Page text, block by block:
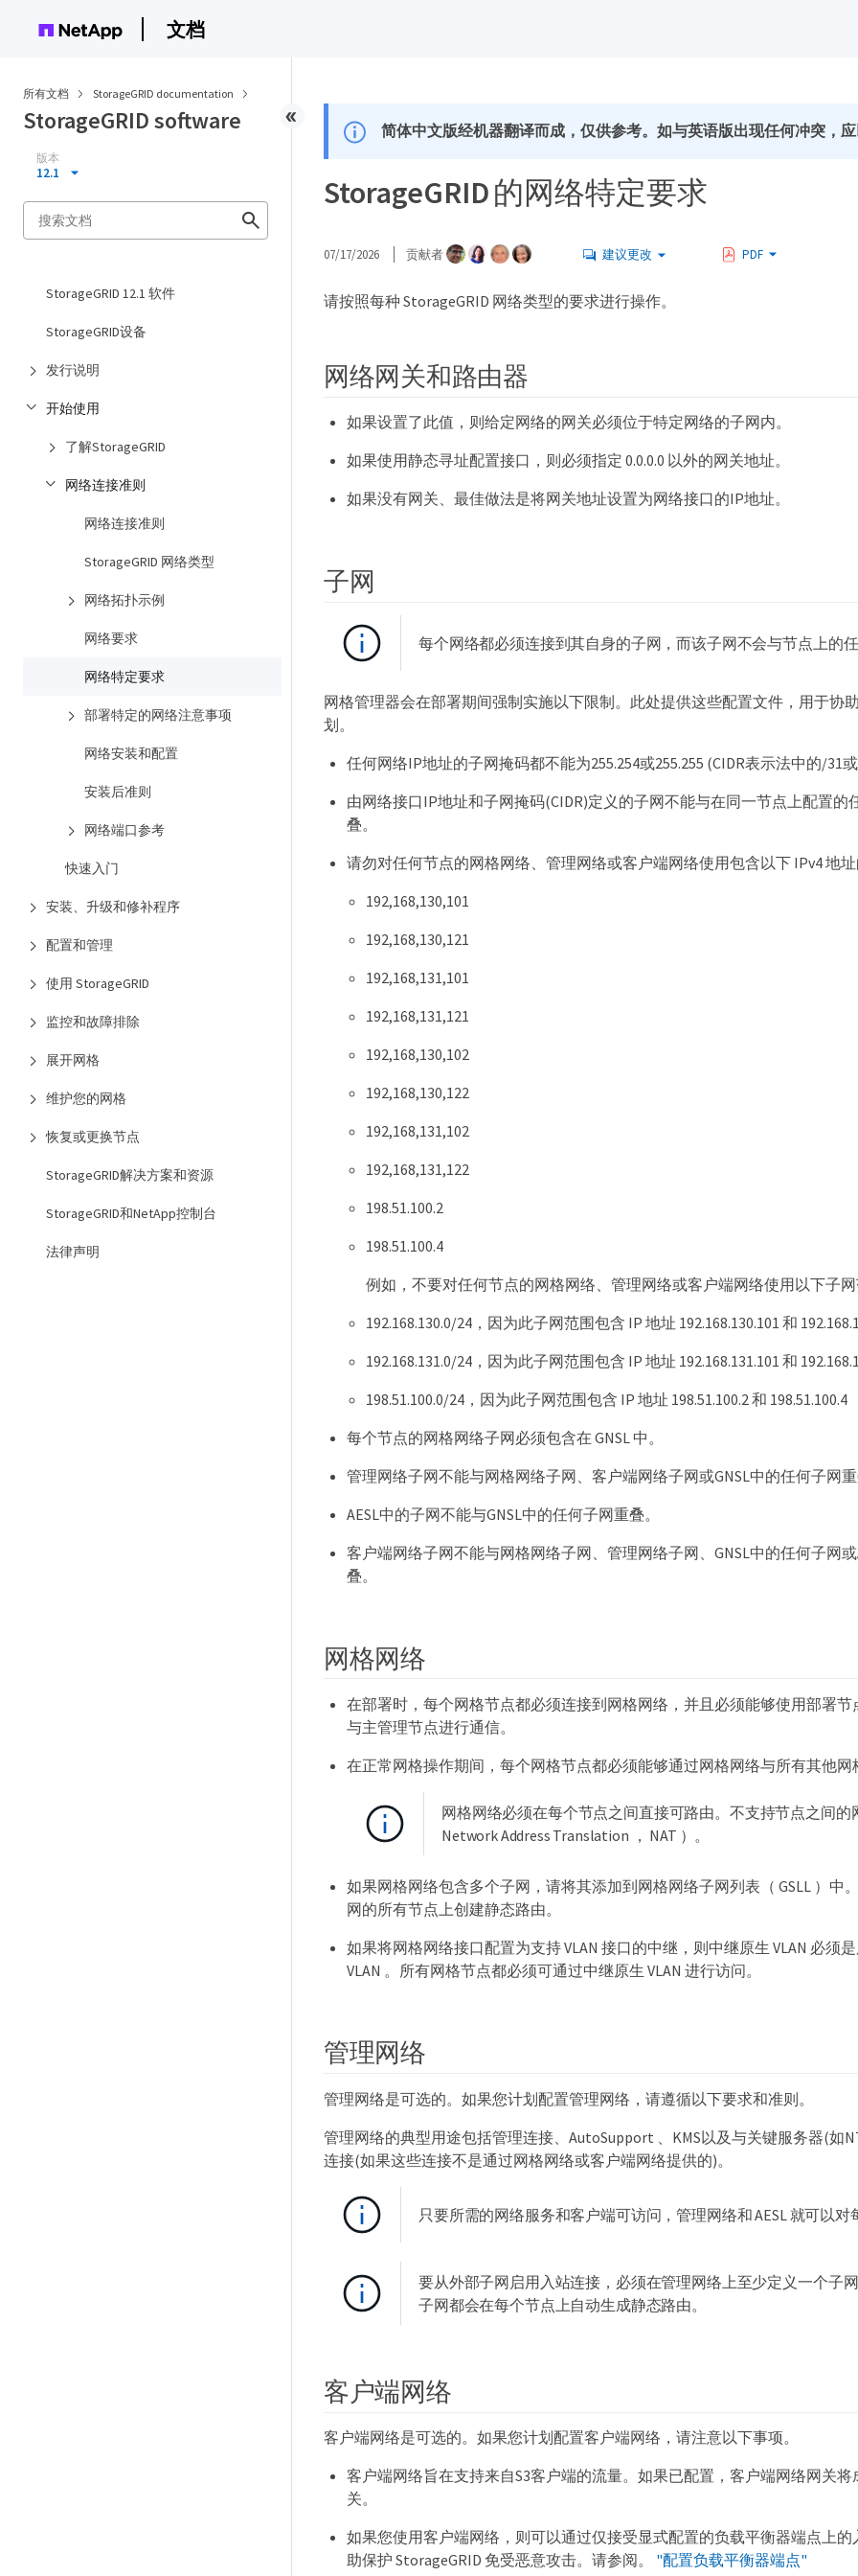
文档
所有文档 StorageGRID documentation
StorageGRID software
版本
12.1
StorageGRID 12.1 软件
StorageGRID设备
发行说明
开始使用
了解StorageGRID
网络连接准则
网络连接准则
StorageGRID 网络类型
网络拓扑示例
网络要求
网络特定要求
部署特定的网络注意事项
网络安装和配置
安装后准则
网络端口参考
快速入门
安装、升级和修补程序
配置和管理
使用 StorageGRID
监控和故障排除
展开网格
维护您的网格
恢复或更换节点
StorageGRID解决方案和资源
StorageGRID和NetApp控制台
法律声明
简体中文版经机器翻译而成，仅供参考。如与英语版出现任何冲突，应
StorageGRID 的网络特定要求
07/17/2026 贡献者 建议更改 PDF
请按照每种 StorageGRID 网络类型的要求进行操作。
网络网关和路由器
如果设置了此值，则给定网络的网关必须位于特定网络的子网内。
如果使用静态寻址配置接口，则必须指定 0.0.0.0 以外的网关地址。
如果没有网关、最佳做法是将网关地址设置为网络接口的IP地址。
子网
每个网络都必须连接到其自身的子网，而该子网不会与节点上的任
网格管理器会在部署期间强制实施以下限制。此处提供这些配置文件，用于协
划。
任何网络IP地址的子网掩码都不能为255.254或255.255 (CIDR表示法中的/31或/
由网络接口IP地址和子网掩码(CIDR)定义的子网不能与在同一节点上配置的
叠。
请勿对任何节点的网格网络、管理网络或客户端网络使用包含以下 IPv4 地址
192,168,130,101
192,168,130,121
192,168,131,101
192,168,131,121
192,168,130,102
192,168,130,122
192,168,131,102
192,168,131,122
198.51.100.2
198.51.100.4
例如，不要对任何节点的网格网络、管理网络或客户端网络使用以下子网
192.168.130.0/24，因为此子网范围包含 IP 地址 192.168.130.101 和
192.168.131.0/24，因为此子网范围包含 IP 地址 192.168.131.101 和
198.51.100.0/24，因为此子网范围包含 IP 地址 198.51.100.2 和 198.51.100.4
每个节点的网格网络子网必须包含在 GNSL 中。
管理网络子网不能与网格网络子网、客户端网络子网或GNSL中的任何子网重
AESL中的子网不能与GNSL中的任何子网重叠。
客户端网络子网不能与网格网络子网、管理网络子网、GNSL中的任何子网
叠。
网格网络
在部署时，每个网格节点都必须连接到网格网络，并且必须能够使用部署节
与主管理节点进行通信。
在正常网格操作期间，每个网格节点都必须能够通过网格网络与所有其他网
网格网络必须在每个节点之间直接可路由。不支持节点之间的
Network Address Translation ， NAT ）。
如果网格网络包含多个子网，请将其添加到网格网络子网列表（ GSLL ）中
网的所有节点上创建静态路由。
如果将网格网络接口配置为支持 VLAN 接口的中继，则中继原生 VLAN 必须
VLAN 。所有网格节点都必须可通过中继原生 VLAN 进行访问。
管理网络
管理网络是可选的。如果您计划配置管理网络，请遵循以下要求和准则。
管理网络的典型用途包括管理连接、AutoSupport 、KMS以及与关键服务器(如
连接(如果这些连接不是通过网格网络或客户端网络提供的)。
只要所需的网络服务和客户端可访问，管理网络和 AESL 就可以对
要从外部子网启用入站连接，必须在管理网络上至少定义一个子网
子网都会在每个节点上自动生成静态路由。
客户端网络
客户端网络是可选的。如果您计划配置客户端网络，请注意以下事项。
客户端网络旨在支持来自S3客户端的流量。如果已配置，客户端网络网关
关。
如果您使用客户端网络，则可以通过仅接受显式配置的负载平衡器端点上
助保护 StorageGRID 免受恶意攻击。请参阅。 "配置负载平衡器端点"